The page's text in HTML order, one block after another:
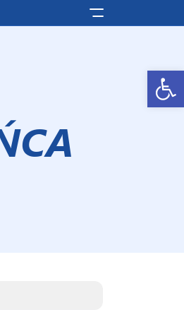
Otwórz pasek narzędzi
Pokaż/ukryj